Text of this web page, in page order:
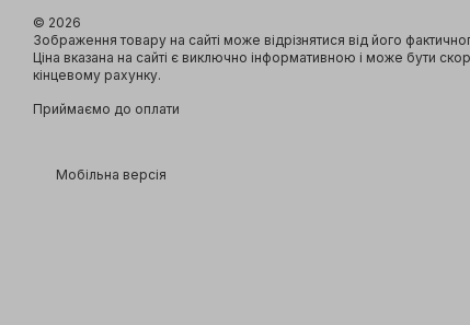
© 2026
Зображення товару на сайті може відрізнятися від його
Ціна вказана на сайті є виключно інформативною і може бути
кінцевому рахунку.
Приймаємо до оплати
Мобільна версія